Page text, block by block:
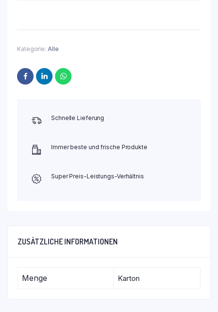
Kategorie: Alle
Schnelle Lieferung
Immer beste und frische Produkte
Super Preis-Leistungs-Verhältnis
ZUSÄTZLICHE INFORMATIONEN
Menge Karton